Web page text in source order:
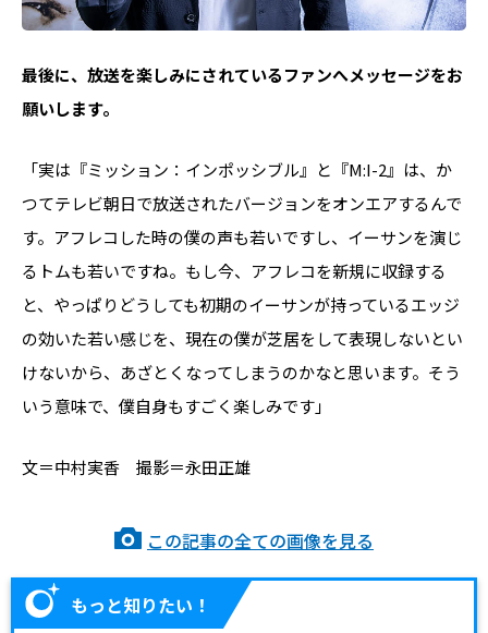
――最後に、放送を楽しみにされているファンへメッセージをお
願いします。
「実は『ミッション：インポッシブル』と『M:I-2』は、か
つてテレビ朝日で放送されたバージョンをオンエアするんで
す。アフレコした時の僕の声も若いですし、イーサンを演じ
るトムも若いですね。もし今、アフレコを新規に収録する
と、やっぱりどうしても初期のイーサンが持っているエッジ
の効いた若い感じを、現在の僕が芝居をして表現しないとい
けないから、あざとくなってしまうのかなと思います。そう
いう意味で、僕自身もすごく楽しみです」
文＝中村実香 撮影＝永田正雄
この記事の全ての画像を見る
もっと知りたい！